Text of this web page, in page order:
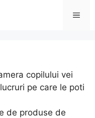
copilului vei
pe care le poti
de produse de